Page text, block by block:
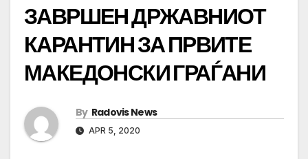
ЗАВРШЕН ДРЖАВНИОТ
КАРАНТИН ЗА ПРВИТЕ
МАКЕДОНСКИ ГРАЃАНИ
By Radovis News
APR 5, 2020